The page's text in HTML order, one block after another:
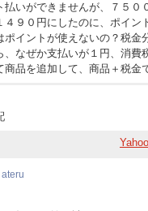
払いができませんが、７５０
４９０円にしたのに、ポイン
ポイントが使えないの？税金
、なぜか支払いが１円、消費
商品を追加して、商品＋税金
ateru